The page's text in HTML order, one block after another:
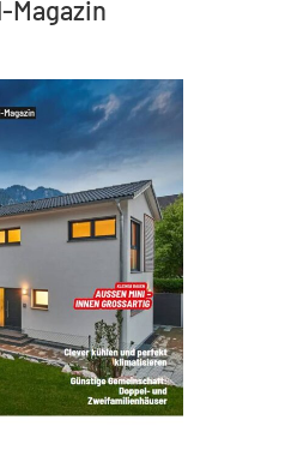
Magazin